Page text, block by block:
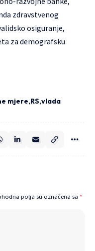
zdravstvenog
osiguranje,
za demografsku
mjere RS vlada
polja su označena sa *